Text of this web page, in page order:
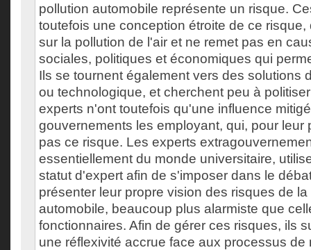
pollution automobile représente un risque.
toutefois une conception étroite de ce
sur la pollution de l'air et ne remet pas en
sociales, politiques et économiques qui
Ils se tournent également vers des solutions
ou technologique, et cherchent peu à
experts n'ont toutefois qu'une influence
gouvernements les employant, qui, pour leur
pas ce risque. Les experts
essentiellement du monde universitaire,
statut d'expert afin de s'imposer dans le
présenter leur propre vision des risques de la
automobile, beaucoup plus alarmiste que
fonctionnaires. Afin de gérer ces risques, ils
une réflexivité accrue face aux processus de